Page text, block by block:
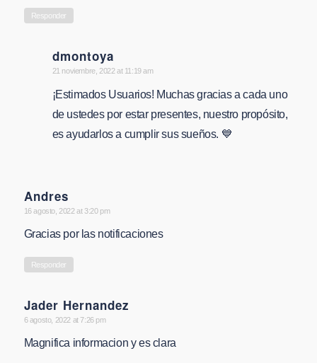
Responder
dmontoya
says:
21 noviembre, 2022 at 11:19 am
¡Estimados Usuarios! Muchas gracias a cada uno
de ustedes por estar presentes, nuestro propósito,
es ayudarlos a cumplir sus sueños. 💙
Andres
says:
16 agosto, 2022 at 3:20 pm
Gracias por las notificaciones
Responder
Jader Hernandez
says:
6 agosto, 2022 at 7:26 pm
Magnifica informacion y es clara